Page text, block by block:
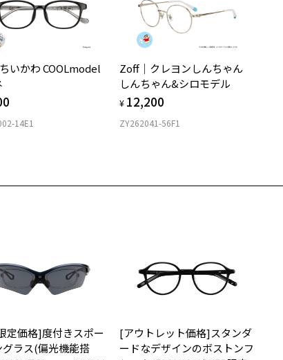
お持ちのZoffメガネサイズを確認するには？
寸法
の横幅：約140mm
の縦幅：約33mm
素材：S.E.Plastic
心2 視力測定無料
の変化を早めに発見するために、定期的な視力測定をおす
いたします。
3 かかり具合調整無料
レームの歪みやかかり具合の調整・クリーニングは、全国の
店舗にていつでも対応いたします。
の度数情報がわからない方へ＞
ンストアでフレームのみ購入して、
に「レンズ交換券」をお選びいただくと、実店舗で度数を測定
ンズ（標準セットレンズ）へ無料交換いただけます。
いかわ COOLmodel
14E1
Zoff｜クレヨンしんちゃん
しんちゃん&シロモデル
¥ 12,200
ZY262041-56F1
定価格]度付きスポー
グラス(偏光機能搭
[アウトレット価格]スタンダ
ードなデザインのボストンフ